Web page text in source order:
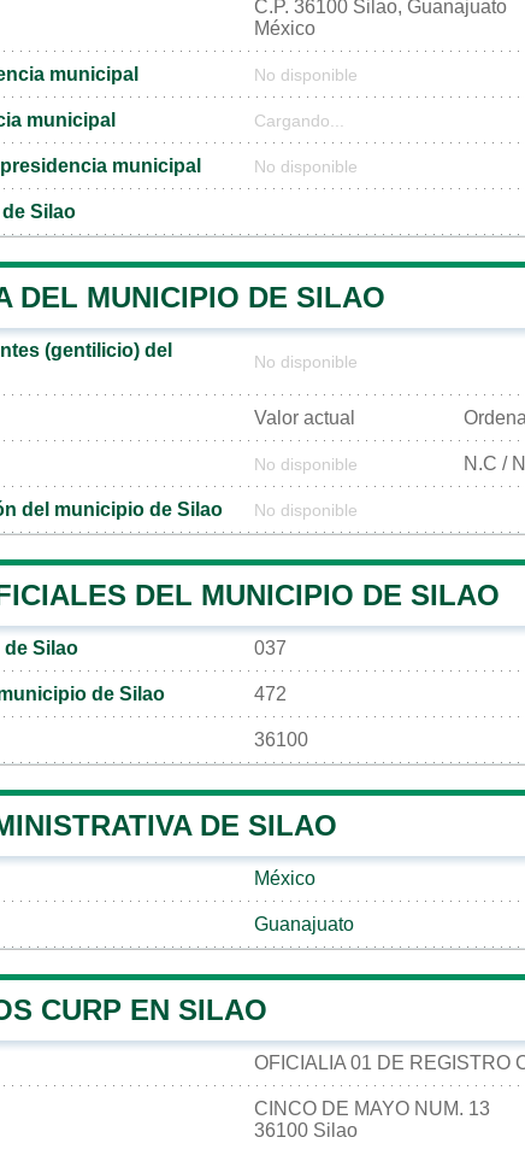
C.P. 36100 Silao, Guanajuato
México
municipal No disponible
municipal Cargando...
municipal No disponible
Silao
DEL MUNICIPIO DE SILAO
(gentilicio) del
No disponible
Valor actual
No disponible N.C /
del municipio de Silao No disponible
DEL MUNICIPIO DE SILAO
Silao 037
de Silao 472
36100
DE SILAO
México
Guanajuato
CURP EN SILAO
OFICIALIA 01 DE REGISTRO
CINCO DE MAYO NUM. 13
36100 Silao